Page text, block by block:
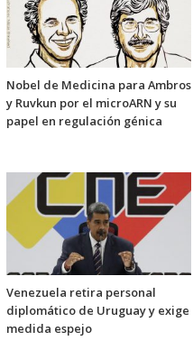
Nobel de Medicina para Ambros
y Ruvkun por el microARN y su
papel en regulación génica
Venezuela retira personal
diplomático de Uruguay y exige
medida espejo